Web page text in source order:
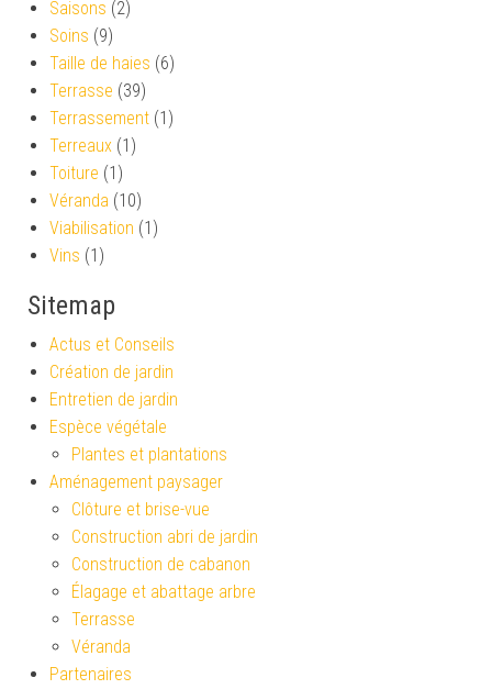
Saisons (2)
Soins (9)
Taille de haies (6)
Terrasse (39)
Terrassement (1)
Terreaux (1)
Toiture (1)
Véranda (10)
Viabilisation (1)
Vins (1)
Sitemap
Actus et Conseils
Création de jardin
Entretien de jardin
Espèce végétale
Plantes et plantations
Aménagement paysager
Clôture et brise-vue
Construction abri de jardin
Construction de cabanon
Élagage et abattage arbre
Terrasse
Véranda
Partenaires